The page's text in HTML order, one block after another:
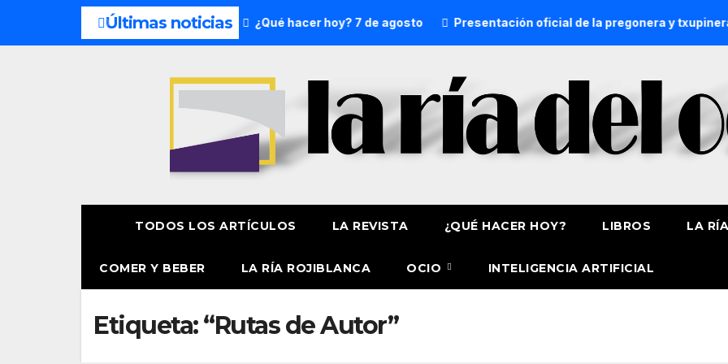
Últimas noticias
del fin de semana: 8 y 9 de agosto ¿Qué hacer hoy? 7 de agosto Presentación oficial de la pregonera y txupinera
TODOS LOS ARTÍCULOS LA REVISTA ¿QUÉ HACER HOY? LIBROS LA
COMER Y BEBER LA RÍA ROJIBLANCA OCIO INTELIGENCIA ARTIFICIAL
Etiqueta:“Rutas de Autor”